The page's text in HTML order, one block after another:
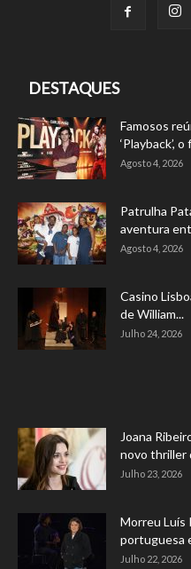
DESTAQUES
Famosos
‘Playback’,
Agosto 4, 2026
Patrulha
aventura
Agosto 4, 2026
Casino
de William...
Julho 24, 2026
Joana
novo thriller
Julho 23, 2026
Morreu Luís
portuguesa
Julho 22, 2026